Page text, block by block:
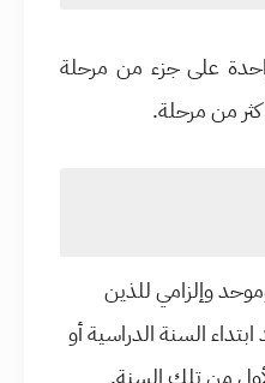
على جزء من مرحلة
من مرحلة.
وإلزامي للذين
عند ابتداء السنة الدراسية أو